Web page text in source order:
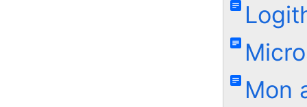
Mon